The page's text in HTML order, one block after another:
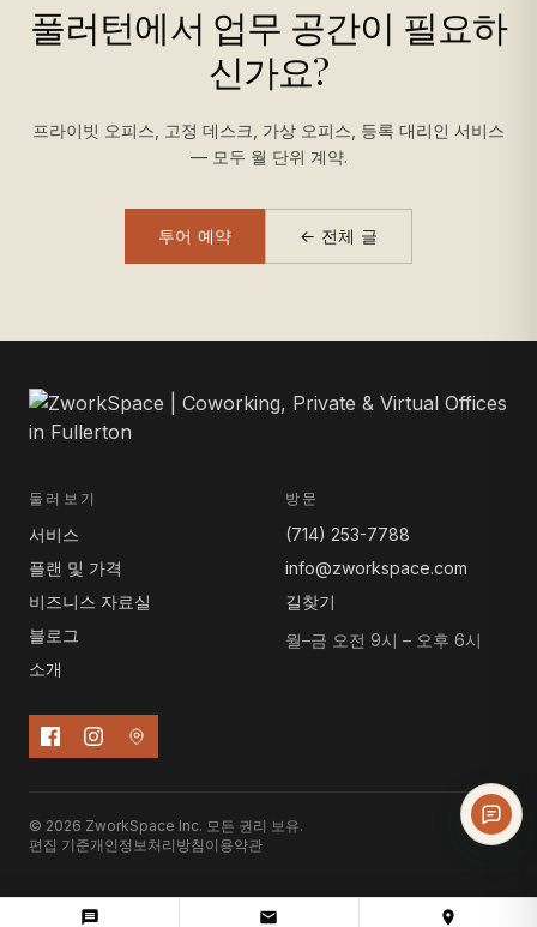
풀러턴에서 업무 공간이 필요하
신가요?
프라이빗 오피스, 고정 데스크, 가상 오피스, 등록 대리인 서비스
— 모두 월 단위 계약.
투어 예약 ← 전체 글
둘러보기
서비스
플랜 및 가격
비즈니스 자료실
블로그
소개
방문
(714) 253-7788
info@zworkspace.com
길찾기
월–금 오전 9시 – 오후 6시
© 2026 ZworkSpace Inc. 모든 권리 보유.
편집 기준개인정보처리방침 이용약관